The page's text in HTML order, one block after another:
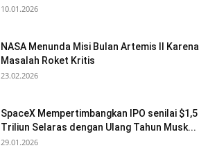
10.01.2026
NASA Menunda Misi Bulan Artemis II Karena
Masalah Roket Kritis
23.02.2026
SpaceX Mempertimbangkan IPO senilai $1,5
Triliun Selaras dengan Ulang Tahun Musk...
29.01.2026